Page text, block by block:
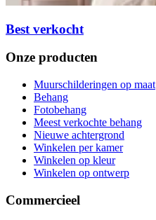
Best verkocht
Onze producten
Muurschilderingen op maat
Behang
Fotobehang
Meest verkochte behang
Nieuwe achtergrond
Winkelen per kamer
Winkelen op kleur
Winkelen op ontwerp
Commercieel